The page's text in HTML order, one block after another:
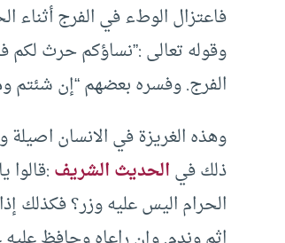
فاعتزال الوطء في الفرج أثناء
وقوله تعالى :”نساؤكم حرث لكم
الفرج. وفسره بعضهم “إن شئتم
وهذه الغريزة في الانسان اصيلة
ذلك فيالحديث الشريف
الحرام اليس عليه وزر؟ فكذلك